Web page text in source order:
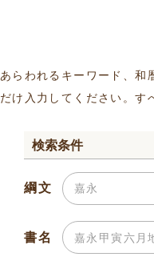
らわれるキーワード、
け入力してください。
検索条件
綱文
書名